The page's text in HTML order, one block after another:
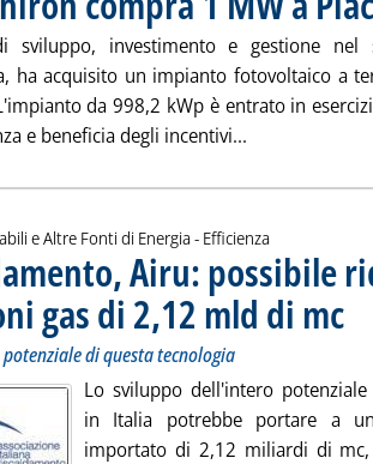
sviluppo, investimento e gestione nel
ha acquisito un impianto fotovoltaico a
da 998,2 kWp è entrato in
e beneficia degli incentivi...
e Altre Fonti di Energia - Efficienza
Airu: possibile
gas di 2,12 mld di mc
di questa tecnologia
Lo sviluppo dell'intero
in Italia potrebbe portare a
importato di 2,12 miliardi di